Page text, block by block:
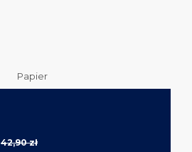
Papier
42,90 zł